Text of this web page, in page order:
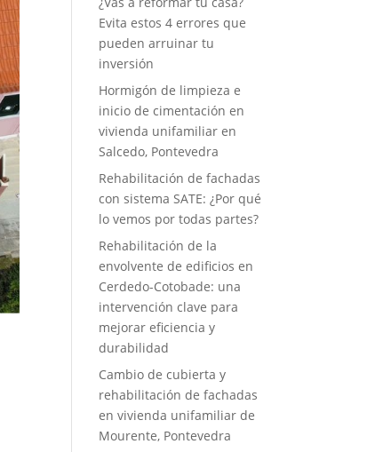
Evita estos 4 errores que
pueden arruinar tu
inversión
Hormigón de limpieza e
inicio de cimentación en
vivienda unifamiliar en
Salcedo, Pontevedra
Rehabilitación de fachadas
con sistema SATE: ¿Por qué
lo vemos por todas partes?
Rehabilitación de la
envolvente de edificios en
Cerdedo-Cotobade: una
intervención clave para
mejorar eficiencia y
durabilidad
Cambio de cubierta y
rehabilitación de fachadas
en vivienda unifamiliar de
Mourente, Pontevedra